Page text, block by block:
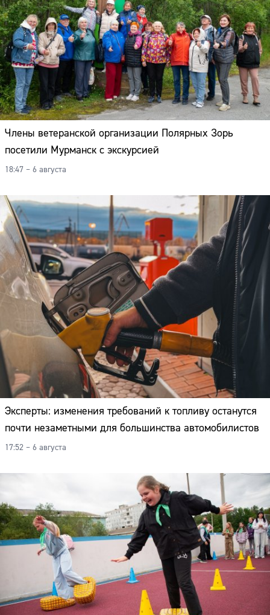
Члены ветеранской организации Полярных Зорь
посетили Мурманск с экскурсией
18:47 – 6 августа
Эксперты: изменения требований к топливу останутся
почти незаметными для большинства автомобилистов
17:52 – 6 августа